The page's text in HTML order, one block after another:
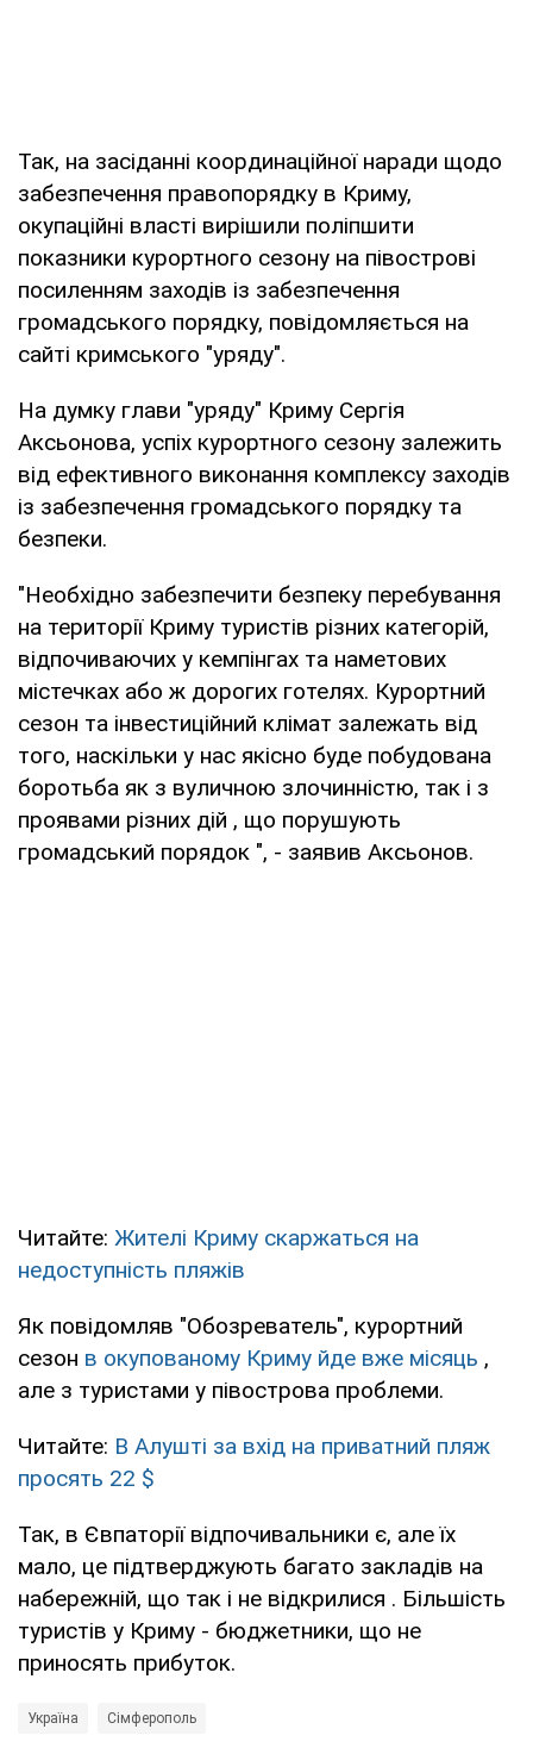
Так, на засіданні координаційної наради щодо
забезпечення правопорядку в Криму,
окупаційні власті вирішили поліпшити
показники курортного сезону на півострові
посиленням заходів із забезпечення
громадського порядку, повідомляється на
сайті кримського "уряду".
На думку глави "уряду" Криму Сергія
Аксьонова, успіх курортного сезону залежить
від ефективного виконання комплексу заходів
із забезпечення громадського порядку та
безпеки.
"Необхідно забезпечити безпеку перебування
на території Криму туристів різних категорій,
відпочиваючих у кемпінгах та наметових
містечках або ж дорогих готелях. Курортний
сезон та інвестиційний клімат залежать від
того, наскільки у нас якісно буде побудована
боротьба як з вуличною злочинністю, так і з
проявами різних дій , що порушують
громадський порядок ", - заявив Аксьонов.
Читайте: Жителі Криму скаржаться на
недоступність пляжів
Як повідомляв "Обозреватель", курортний
сезон в окупованому Криму йде вже місяць ,
але з туристами у півострова проблеми.
Читайте: В Алушті за вхід на приватний пляж
просять 22 $
Так, в Євпаторії відпочивальники є, але їх
мало, це підтверджують багато закладів на
набережній, що так і не відкрилися . Більшість
туристів у Криму - бюджетники, що не
приносять прибуток.
Україна Сімферополь